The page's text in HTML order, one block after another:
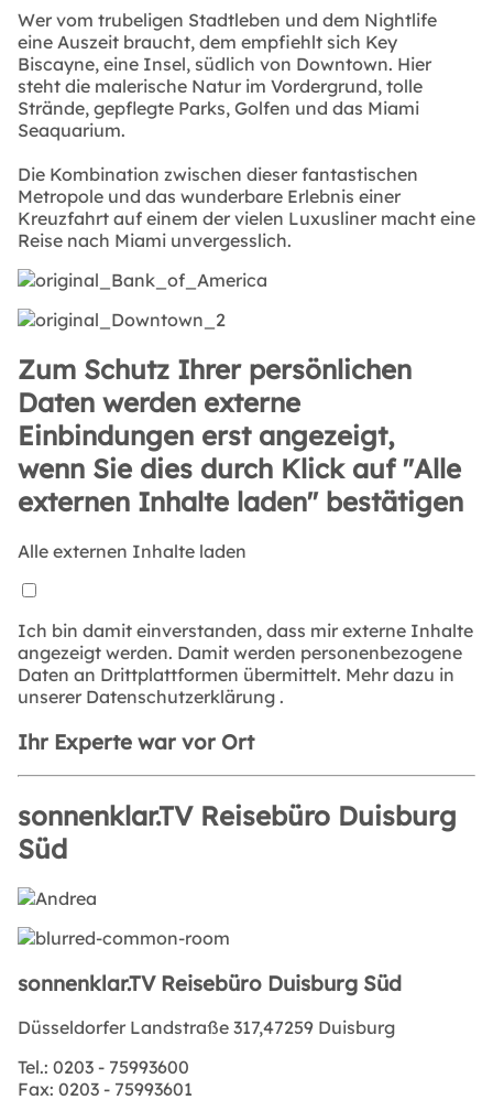
Wer vom trubeligen Stadtleben und dem Nightlife
eine Auszeit braucht, dem empfiehlt sich Key
Biscayne, eine Insel, südlich von Downtown. Hier
steht die malerische Natur im Vordergrund, tolle
Strände, gepflegte Parks, Golfen und das Miami
Seaquarium.
Die Kombination zwischen dieser fantastischen
Metropole und das wunderbare Erlebnis einer
Kreuzfahrt auf einem der vielen Luxusliner macht eine
Reise nach Miami unvergesslich.
Zum Schutz Ihrer persönlichen
Daten werden externe
Einbindungen erst angezeigt,
wenn Sie dies durch Klick auf "Alle
externen Inhalte laden" bestätigen
Alle externen Inhalte laden
Ich bin damit einverstanden, dass mir externe Inhalte
angezeigt werden. Damit werden personenbezogene
Daten an Drittplattformen übermittelt. Mehr dazu in
unserer Datenschutzerklärung .
Ihr Experte war vor Ort
sonnenklar.TV Reisebüro Duisburg
Süd
sonnenklar.TV Reisebüro Duisburg Süd
Düsseldorfer Landstraße 317,47259 Duisburg
Tel.: 0203 - 75993600
Fax: 0203 - 75993601